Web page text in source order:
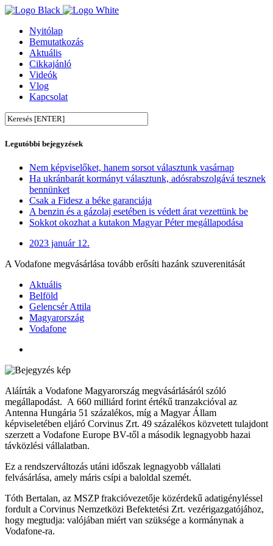
Nyitólap
Bemutatkozás
Aktuális
Cikkajánló
Videók
Vlog
Kapcsolat
Legutóbbi bejegyzések
Nem képviselőket, hanem sorsot választunk vasárnap
Ha ukránbarát kormányt választunk, adósrabszolgává tesznek
bennünket
Csak a Fidesz a béke garanciája
A benzin és a gázolaj esetében is védett árat vezettünk be
Sokkot okozhat a kutakon Magyar Péter megállapodása
2023 január 12.
A Vodafone megvásárlása tovább erősíti hazánk szuverenitását
Aktuális
Belföld
Gelencsér Attila
Magyarország
Vodafone
Aláírták a Vodafone Magyarország megvásárlásáról szóló
megállapodást. A 660 milliárd forint értékű tranzakcióval az
Antenna Hungária 51 százalékos, míg a Magyar Állam
képviseletében eljáró Corvinus Zrt. 49 százalékos közvetett tulajdont
szerzett a Vodafone Europe BV-től a második legnagyobb hazai
távközlési vállalatban.
Ez a rendszerváltozás utáni időszak legnagyobb vállalati
felvásárlása, amely máris csípi a baloldal szemét.
Tóth Bertalan, az MSZP frakcióvezetője közérdekű adatigényléssel
fordult a Corvinus Nemzetközi Befektetési Zrt. vezérigazgatójához,
hogy megtudja: valójában miért van szüksége a kormánynak a
Vodafone-ra.